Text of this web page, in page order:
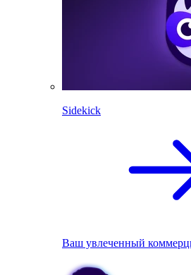
Sidekick
Ваш увлеченный